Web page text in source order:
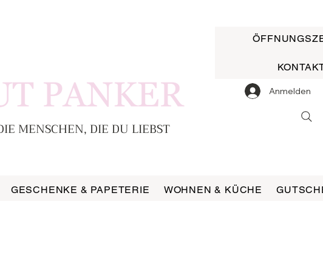
MENSCHEN, DIE DU LIEBST
Anmelden
GESCHENKE & PAPETERIE WOHNEN & KÜCHE